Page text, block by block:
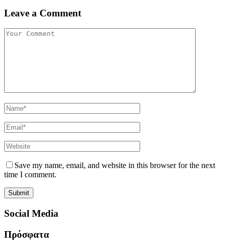
Leave a Comment
Save my name, email, and website in this browser for the next
time I comment.
Social Media
Πρόσφατα